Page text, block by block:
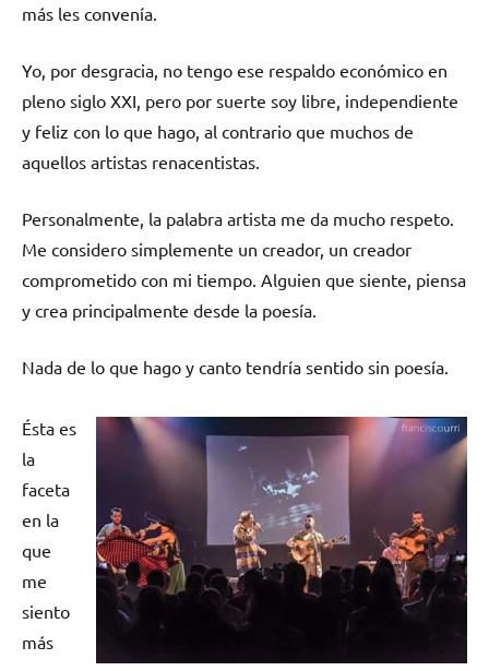
más les convenía.
Yo, por desgracia, no tengo ese respaldo económico en
pleno siglo XXI, pero por suerte soy libre, independiente
y feliz con lo que hago, al contrario que muchos de
aquellos artistas renacentistas.
Personalmente, la palabra artista me da mucho respeto.
Me considero simplemente un creador, un creador
comprometido con mi tiempo. Alguien que siente, piensa
y crea principalmente desde la poesía.
Nada de lo que hago y canto tendría sentido sin poesía.
Ésta es
la
faceta
en la
que
me
siento
más